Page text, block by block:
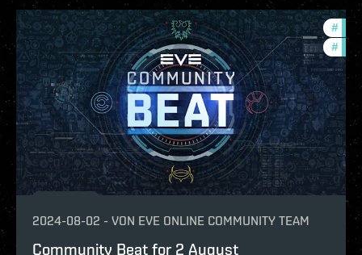
#
#
2024-08-02 - VON EVE ONLINE COMMUNITY TEAM
Community Beat for 2 August